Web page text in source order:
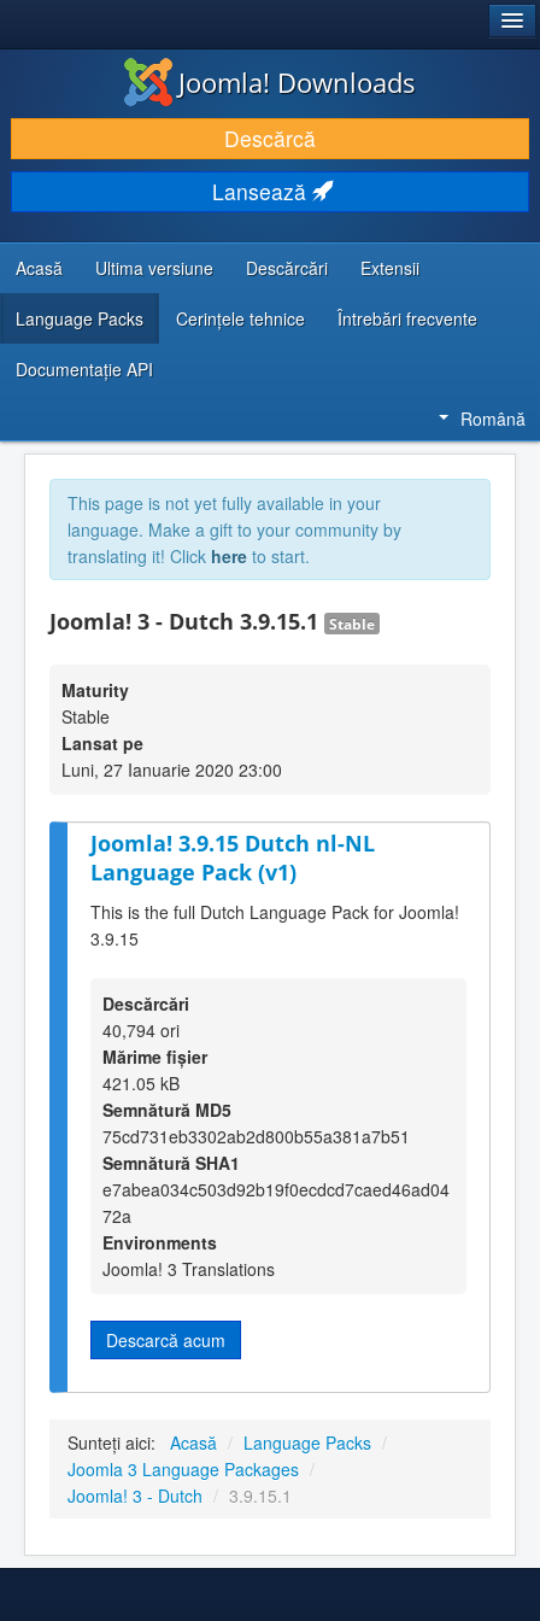
DESCARCĂ & ȘI EXTINDE
DESCOPERĂ & ÎNVAȚĂ
COMUNITATE & SUPORT
RESURSE DEZVOLTATORI
Joomla! Downloads
Descărcă
Lansează
Acasă Ultima versiune Descărcări Extensii
Language Packs Cerințele tehnice Întrebări frecvente
Documentaţie API
Română
This page is not yet fully available in your
language. Make a gift to your community by
translating it! Click here to start.
Joomla! 3 - Dutch 3.9.15.1 Stable
Maturity
Stable
Lansat pe
Luni, 27 Ianuarie 2020 23:00
Joomla! 3.9.15 Dutch nl-NL
Language Pack (v1)
This is the full Dutch Language Pack for Joomla!
3.9.15
Descărcări
40,794 ori
Mărime fișier
421.05 kB
Semnătură MD5
75cd731eb3302ab2d800b55a381a7b51
Semnătură SHA1
e7abea034c503d92b19f0ecdcd7caed46ad04
72a
Environments
Joomla! 3 Translations
Descarcă acum
Sunteți aici: Acasă / Language Packs /
Joomla 3 Language Packages /
Joomla! 3 - Dutch / 3.9.15.1